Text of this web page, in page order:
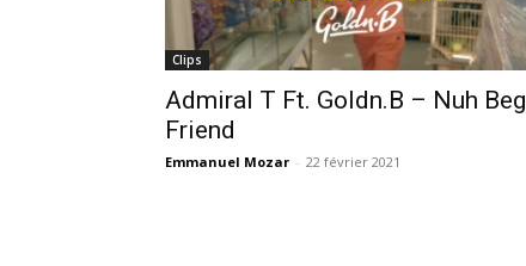
Clips
Admiral T Ft. Goldn.B – Nuh Beg
Friend
Emmanuel Mozar - 22 février 2021